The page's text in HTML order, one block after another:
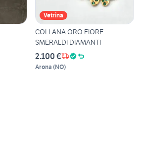
Vetrina
COLLANA ORO FIORE
SMERALDI DIAMANTI
2.100 €
Arona (NO)